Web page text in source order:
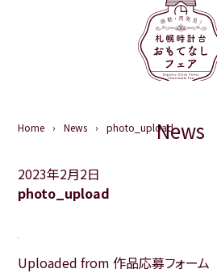
Home News photo_uploadNews
2023年2月2日
photo_upload
Uploaded from 作品応募フォーム